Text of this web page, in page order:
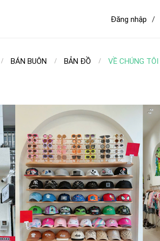
/
Đăng nhập
BÁN BUÔN BẢN ĐỒ VỀ CHÚNG TÔI